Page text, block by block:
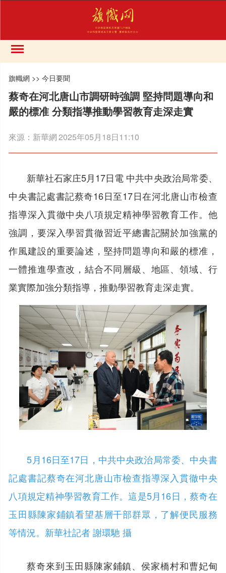
旗幟網 >>今日要聞
蔡奇在河北唐山市調研時強調 堅持問題導向和
嚴的標准 分類指導推動學習教育走深走實
來源： 新華網2025年05月18日11:10
新華社石家庄5月17日電 中共中央政治局常委、
中央書記處書記蔡奇16日至17日在河北唐山市檢查
指導深入貫徹中央八項規定精神學習教育工作。他
強調，要深入學習貫徹習近平總書記關於加強黨的
作風建設的重要論述，堅持問題導向和嚴的標准，
一體推進學查改，結合不同層級、地區、領域、行
業實際加強分類指導，推動學習教育走深走實。
5月16日至17日，中共中央政治局常委、中央書
記處書記蔡奇在河北唐山市檢查指導深入貫徹中央
八項規定精神學習教育工作。這是5月16日，蔡奇在
玉田縣陳家鋪鎮看望基層干部群眾，了解便民服務
等情況。新華社記者 謝環馳 攝
蔡奇來到玉田縣陳家鋪鎮、侯家橋村和曹妃甸